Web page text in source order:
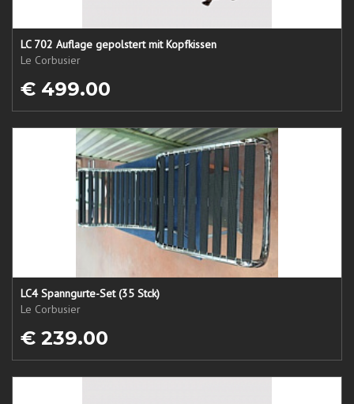
LC 702 Auflage gepolstert mit Kopfkissen
Le Corbusier
€ 499.00
LC4 Spanngurte-Set (35 Stck)
Le Corbusier
€ 239.00